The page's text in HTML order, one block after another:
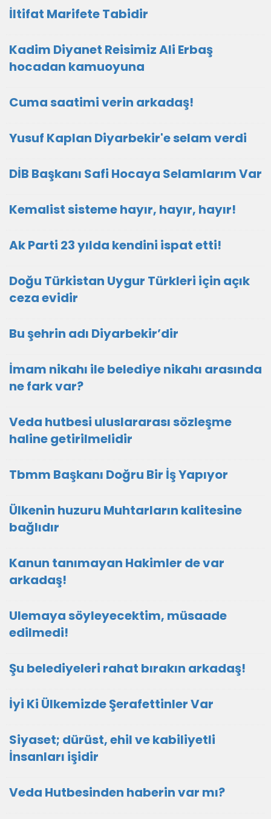
İltifat Marifete Tabidir
Kadim Diyanet Reisimiz Ali Erbaş
hocadan kamuoyuna
Cuma saatimi verin arkadaş!
Yusuf Kaplan Diyarbekir'e selam verdi
DİB Başkanı Safi Hocaya Selamlarım Var
Kemalist sisteme hayır, hayır, hayır!
Ak Parti 23 yılda kendini ispat etti!
Doğu Türkistan Uygur Türkleri için açık
ceza evidir
Bu şehrin adı Diyarbekir’dir
İmam nikahı ile belediye nikahı arasında
ne fark var?
Veda hutbesi uluslararası sözleşme
haline getirilmelidir
Tbmm Başkanı Doğru Bir İş Yapıyor
Ülkenin huzuru Muhtarların kalitesine
bağlıdır
Kanun tanımayan Hakimler de var
arkadaş!
Ulemaya söyleyecektim, müsaade
edilmedi!
Şu belediyeleri rahat bırakın arkadaş!
İyi Ki Ülkemizde Şerafettinler Var
Siyaset; dürüst, ehil ve kabiliyetli
İnsanları işidir
Veda Hutbesinden haberin var mı?